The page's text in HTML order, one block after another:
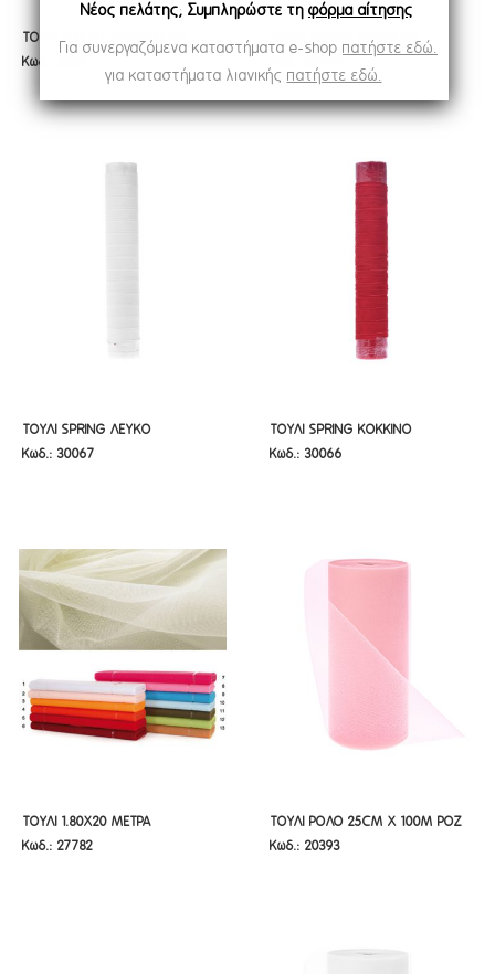
ΤΟΥΛΙ ΡΟΛΛΟ 70Χ20ΜΕΤΡΑ
ΤΟΥΛΙ ΡΟΛΛΟ 70Χ20ΜΕΤΡΑ
Κωδ.: 31231
ΤΟΥΛΙ SPRING ΒΕΡΑΜΑΝ
50CMX9.10Μ
ΤΟΥΛΙ SPRING ΒΕΡΑΜΑΝ
50CMX9.10Μ
ΤΟΥΛΙ SPRING ΛΕΥΚΟ
50CMX9.10Μ
ΤΟΥΛΙ SPRING ΛΕΥΚΟ
50CMX9.10Μ
Κωδ.: 30067
ΤΟΥΛΙ SPRING ΚΟΚΚΙΝΟ
50CMX9.10Μ
ΤΟΥΛΙ SPRING ΚΟΚΚΙΝΟ
50CMX9.10Μ
Κωδ.: 30066
ΤΟΥΛΙ 1.80Χ20 ΜΕΤΡΑ
ΤΟΥΛΙ 1.80Χ20 ΜΕΤΡΑ
Κωδ.: 27782
ΤΟΥΛΙ ΡΟΛΟ 25CM X 100M ΡΟΖ
ΤΟΥΛΙ ΡΟΛΟ 25CM X 100M ΡΟΖ
Κωδ.: 20393
Για συνεργαζόμενα καταστήματα e-shop πατήστε εδώ.
Νέος πελάτης; Συμπληρώστε τη φόρμα αίτησης
για καταστήματα λιανικής πατήστε εδώ.